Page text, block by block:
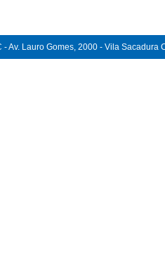
Av. Lauro Gomes, 2000 - Vila